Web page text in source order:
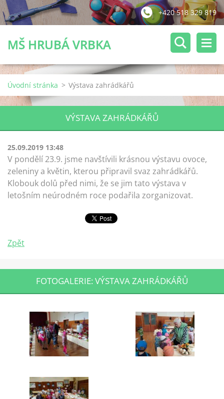
+420 518 329 819
MŠ HRUBÁ VRBKA
Úvodní stránka > Výstava zahrádkářů
VÝSTAVA ZAHRÁDKÁŘŮ
25.09.2019 13:48
V pondělí 23.9. jsme navštívili krásnou výstavu ovoce,
zeleniny a květin, kterou připravil svaz zahrádkářů.
Klobouk dolů před nimi, že se jim tato výstava v
letošním neúrodném roce podařila zorganizovat.
Zpět
FOTOGALERIE: VÝSTAVA ZAHRÁDKÁŘŮ